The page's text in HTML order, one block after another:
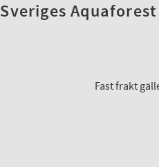
Sveriges
Fast frakt